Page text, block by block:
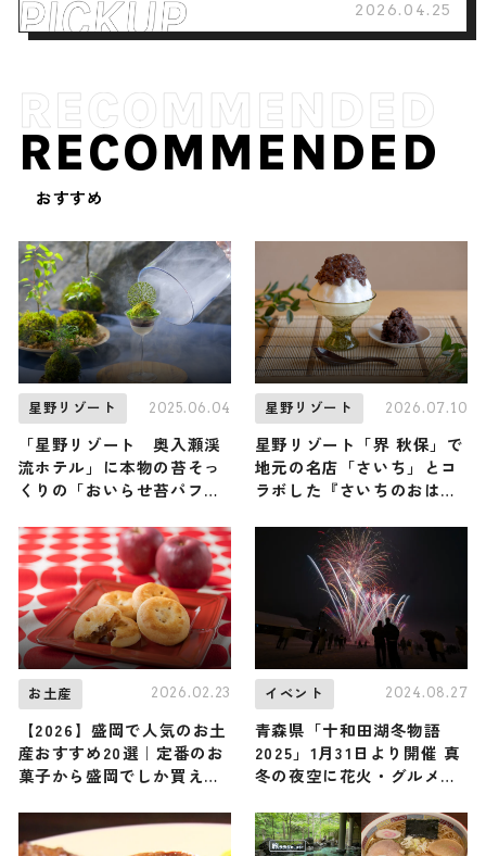
2026.04.25
RECOMMENDED
おすすめ
星野リゾート 2025.06.04
「星野リゾート 奥入瀬渓
流ホテル」に本物の苔そっ
くりの「おいらせ苔パフ
星野リゾート 2026.07.10
星野リゾート「界 秋保」で
地元の名店「さいち」とコ
ラボした『さいちのおはぎ
わえない夏の贅沢かき氷 /
宮城県仙台市
お土産 2026.02.23
【2026】盛岡で人気のお土
産おすすめ20選｜定番のお
菓子から盛岡でしか買えな
イベント 2024.08.27
青森県「十和田湖冬物語
2025」1月31日より開催 真
冬の夜空に花火・グルメな